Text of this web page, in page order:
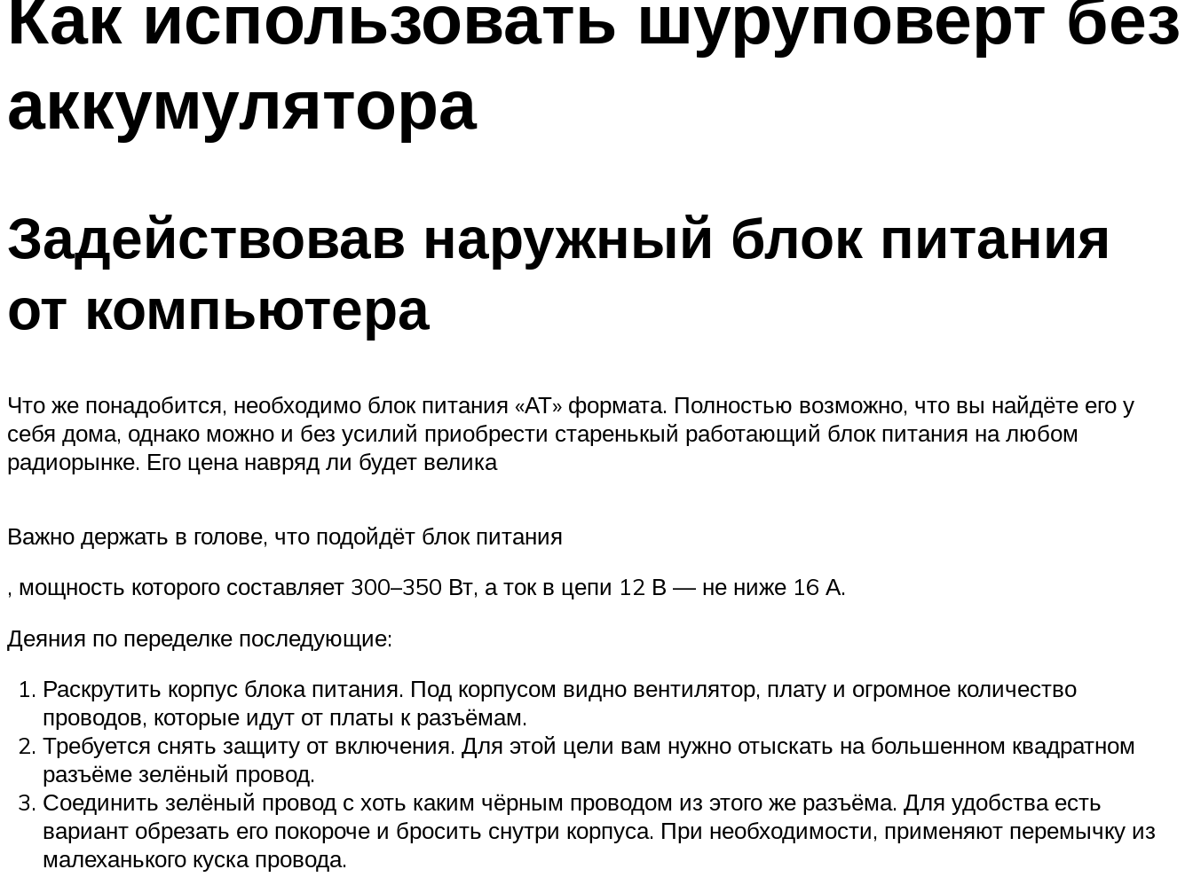
Как использовать шуруповерт без
аккумулятора
Задействовав наружный блок питания
от компьютера
Что же понадобится, необходимо блок питания «АТ» формата. Полностью возможно, что вы найдёте его у
себя дома, однако можно и без усилий приобрести старенькый работающий блок питания на любом
радиорынке. Его цена навряд ли будет велика
Важно держать в голове, что подойдёт блок питания
, мощность которого составляет 300–350 Вт, а ток в цепи 12 В — не ниже 16 А.
Деяния по переделке последующие:
Раскрутить корпус блока питания. Под корпусом видно вентилятор, плату и огромное количество
проводов, которые идут от платы к разъёмам.
Требуется снять защиту от включения. Для этой цели вам нужно отыскать на большенном квадратном
разъёме зелёный провод.
Соединить зелёный провод с хоть каким чёрным проводом из этого же разъёма. Для удобства есть
вариант обрезать его покороче и бросить снутри корпуса. При необходимости, применяют перемычку из
малеханького куска провода.